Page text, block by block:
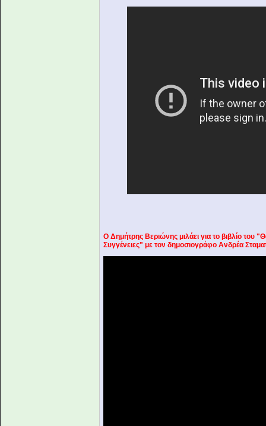
Ο Δημήτρης Βεριώνης μιλάει για το βιβλίο του
Συγγένειες" με τον δημοσιογράφο Ανδρέα